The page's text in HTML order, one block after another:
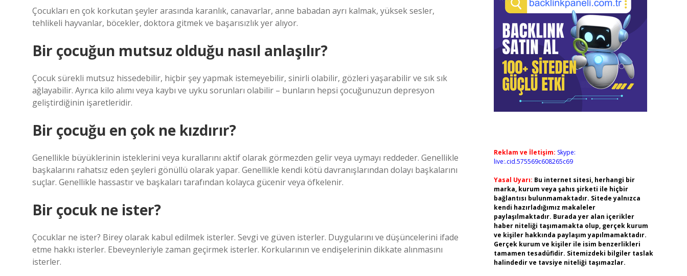
Çocukları en çok korkutan şeyler arasında karanlık, canavarlar, anne babadan ayrı kalmak, yüksek sesler,
tehlikeli hayvanlar, böcekler, doktora gitmek ve başarısızlık yer alıyor.
Bir çocuğun mutsuz olduğu nasıl anlaşılır?
Çocuk sürekli mutsuz hissedebilir, hiçbir şey yapmak istemeyebilir, sinirli olabilir, gözleri yaşarabilir ve sık sık
ağlayabilir. Ayrıca kilo alımı veya kaybı ve uyku sorunları olabilir – bunların hepsi çocuğunuzun depresyon
geliştirdiğinin işaretleridir.
Bir çocuğu en çok ne kızdırır?
Genellikle büyüklerinin isteklerini veya kurallarını aktif olarak görmezden gelir veya uymayı reddeder. Genellikle
başkalarını rahatsız eden şeyleri gönüllü olarak yapar. Genellikle kendi kötü davranışlarından dolayı başkalarını
suçlar. Genellikle hassastır ve başkaları tarafından kolayca gücenir veya öfkelenir.
Bir çocuk ne ister?
Çocuklar ne ister? Birey olarak kabul edilmek isterler. Sevgi ve güven isterler. Duygularını ve düşüncelerini ifade
etme hakkı isterler. Ebeveynleriyle zaman geçirmek isterler. Korkularının ve endişelerinin dikkate alınmasını
isterler.
Reklam ve İletişim: Skype:
live:.cid.575569c608265c69
Yasal Uyarı: Bu internet sitesi, herhangi bir
marka, kurum veya şahıs şirketi ile hiçbir
bağlantısı bulunmamaktadır. Sitede yalnızca
kendi hazırladığımız makaleler
paylaşılmaktadır. Burada yer alan içerikler
haber niteliği taşımamakta olup, gerçek kurum
ve kişiler hakkında paylaşım yapılmamaktadır.
Gerçek kurum ve kişiler ile isim benzerlikleri
tamamen tesadüfidir. Sitemizdeki bilgiler taslak
halindedir ve tavsiye niteliği taşımazlar.